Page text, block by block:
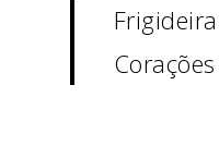
Corações